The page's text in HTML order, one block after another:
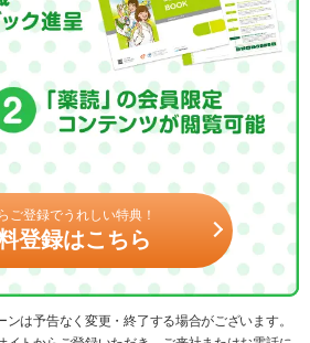
ご登録でうれしい特典！
登録はこちら
は予告なく変更・終了する場合がございます。